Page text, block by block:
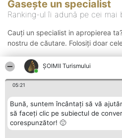
ȘOIMII Turismului
05:21
Bună, suntem încântați să vă
să faceți clic pe subiectul de
corespunzător! 🙂
Gasește un specialist
Ranking-ul îi adună pe cei
Cauți un specialist in apropierea
nostru de căutare. Folosiți doar